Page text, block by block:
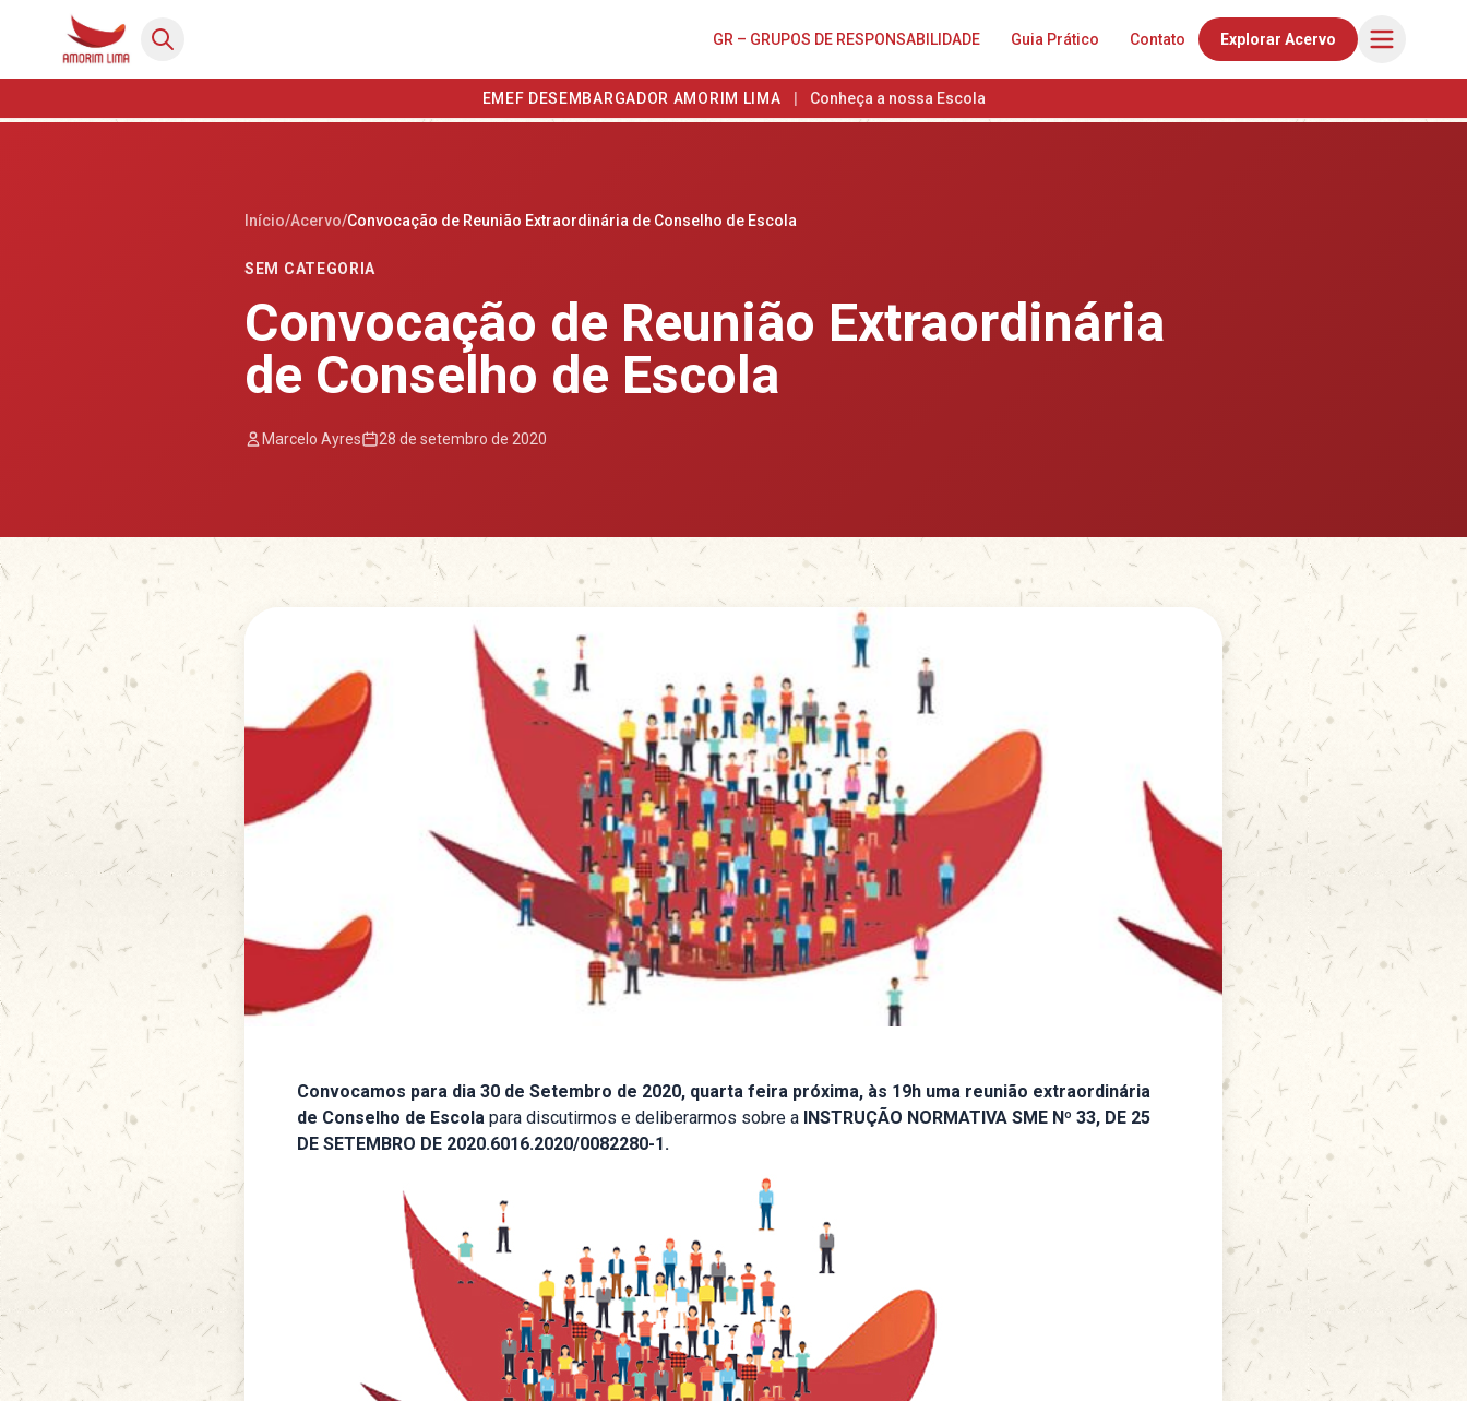
GR – GRUPOS DE RESPONSABILIDADE Guia Prático Contato Explorar Acervo
EMEF DESEMBARGADOR AMORIM LIMA Conheça a nossa Escola
Início/Acervo/Convocação de Reunião Extraordinária de Conselho de Escola
SEM CATEGORIA
Convocação de Reunião Extraordinária
de Conselho de Escola
Marcelo Ayres 28 de setembro de 2020
Convocamos para dia 30 de Setembro de 2020, quarta feira próxima, às 19h uma reunião extraordinária
de Conselho de Escola para discutirmos e deliberarmos sobre a INSTRUÇÃO NORMATIVA SME Nº 33, DE 25
DE SETEMBRO DE 2020.6016.2020/0082280-1.